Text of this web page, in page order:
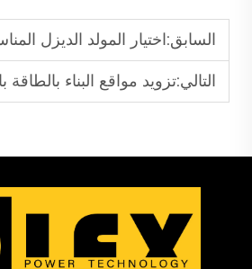
السابق:اختيار المولد الديزل المناسب لمزرعتك
التالي:تزويد مواقع البناء بالطاقة باستخدام